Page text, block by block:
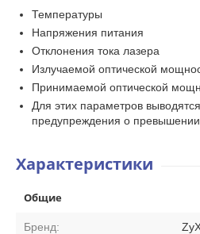
Температуры
Напряжения питания
Отклонения тока лазера
Излучаемой оптической
Принимаемой оптической
Для этих параметров
предупреждения о превышении
Характеристики
Общие
Бренд: